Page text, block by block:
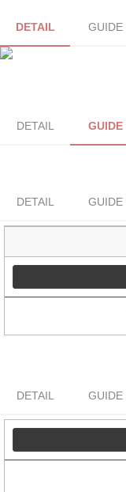
DETAIL GUIDE
DETAIL GUIDE
DETAIL GUIDE
DETAIL GUIDE